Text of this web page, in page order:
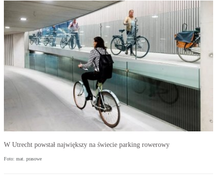
W Utrecht powstał największy na świecie parking rowerowy
Foto: mat. prasowe